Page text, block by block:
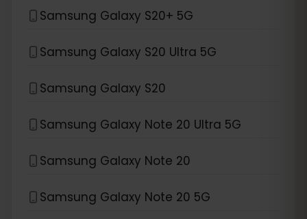
Samsung Galaxy S20+ 5G
Samsung Galaxy S20 Ultra 5G
Samsung Galaxy S20
Samsung Galaxy Note 20 Ultra 5G
Samsung Galaxy Note 20
Samsung Galaxy Note 20 5G